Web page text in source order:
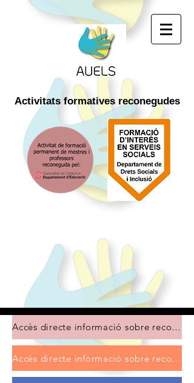
Activitats formativesreconegudes
Accès directe informació sobre reconeixement d'educació
Accès directe informació sobre reconeixement de FISS